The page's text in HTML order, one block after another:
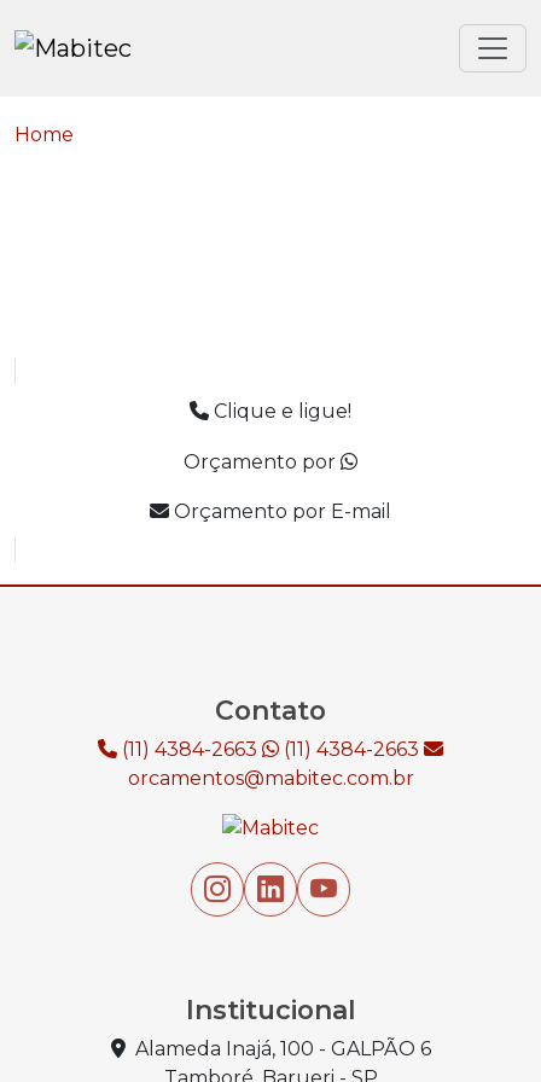
Home
Clique e ligue!
Orçamento por
Orçamento por E-mail
Contato
(11) 4384-2663
(11) 4384-2663
orcamentos@mabitec.com.br
Institucional
Alameda Inajá, 100 - GALPÃO 6